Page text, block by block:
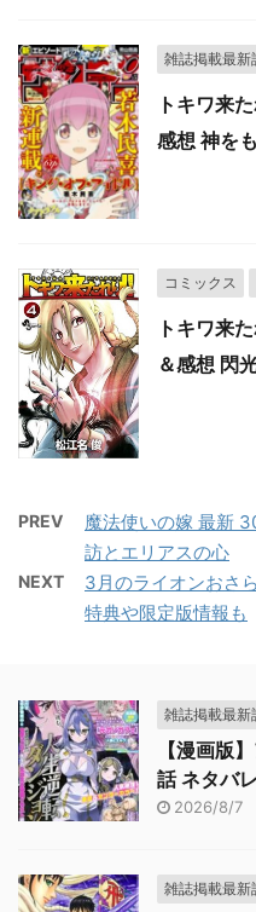
雑誌掲載最新
トキワ来
感想 神を
コミックス
トキワ来
＆感想 閃
PREV
魔法使いの嫁 最新
訪とエリアスの心
NEXT
3月のライオンおさ
特典や限定版情報も
雑誌掲載最新
【漫画版
話 ネタバ
2026/8/7
雑誌掲載最新